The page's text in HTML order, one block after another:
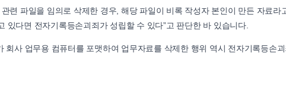
련 파일을 임의로 삭제한 경우, 해당 파일이 비록 작성자 본인이 만든 자료라
있다면 전자기록등손괴죄가 성립할 수 있다”고 판단한 바 있습니다.
회사 업무용 컴퓨터를 포맷하여 업무자료를 삭제한 행위 역시 전자기록등손괴